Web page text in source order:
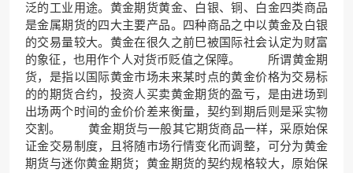
泛的工业用途。黄金期货黄金、白银、铜、白金四类商品
是金属期货的四大主要产品。四种商品之中以黄金及白银
的交易量较大。黄金在很久之前巳被国际社会认定为财富
的象征，也用作个人对货币贬值之保障。 所谓黄金期
货，是指以国际黄金市场未来某时点的黄金价格为交易标
的的期货合约，投资人买卖黄金期货的盈亏，是由进场到
出场两个时间的金价价差来衡量，契约到期后则是采实物
交割。 黄金期货与一般其它期货商品一样，采原始保
证金交易制度，且将随市场行情变化而调整，可分为黄金
期货与迷你黄金期货；黄金期货的契约规格较大，原始保